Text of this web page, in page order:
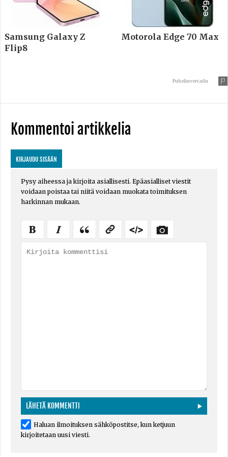
Samsung Galaxy Z
Flip8
Motorola Edge 70 Max
Puhelinvertailu
Kommentoi artikkelia
KIRJAUDU SISÄÄN
Pysy aiheessa ja kirjoita asiallisesti. Epäasialliset viestit
voidaan poistaa tai niitä voidaan muokata toimituksen
harkinnan mukaan.
Haluan ilmoituksen sähköpostitse, kun ketjuun
kirjoitetaan uusi viesti.